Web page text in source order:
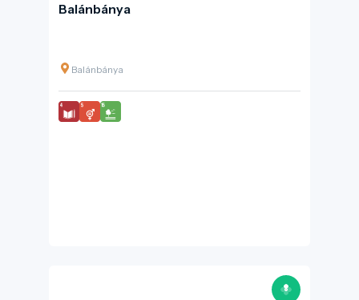
Balánbánya
Balánbánya